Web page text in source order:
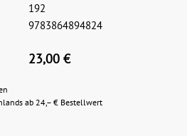
192
9783864894824
23,00 €
ab 24,– € Bestellwert